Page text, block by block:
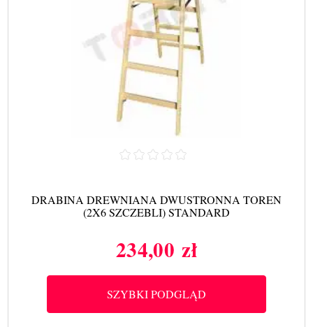
DRABINA DREWNIANA DWUSTRONNA TOREN
(2X6 SZCZEBLI) STANDARD
Cena
234,00 zł
SZYBKI PODGLĄD